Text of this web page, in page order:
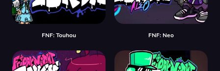
FNF: Touhou FNF: Neo